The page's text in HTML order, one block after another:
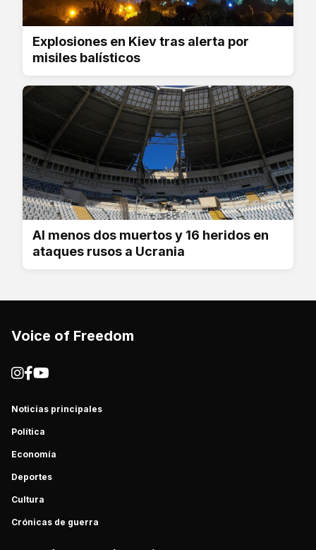
Explosiones en Kiev tras alerta por
misiles balísticos
Al menos dos muertos y 16 heridos en
ataques rusos a Ucrania
Voice of Freedom
Noticias principales
Política
Economía
Deportes
Cultura
Crónicas de guerra